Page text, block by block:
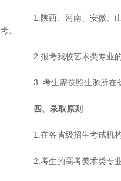
1.陕西、河南、安徽、山
考。
2.报考我校艺术类专业的
3. 考生需按照生源所在省
四、录取原则
1.在各省级招生考试机构
2.考生的高考美术类专业